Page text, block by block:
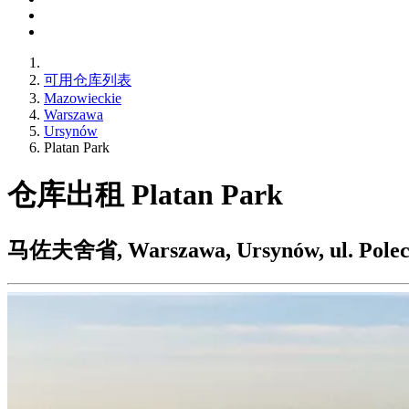
可用仓库列表
Mazowieckie
Warszawa
Ursynów
Platan Park
仓库出租 Platan Park
马佐夫舍省, Warszawa, Ursynów, ul.